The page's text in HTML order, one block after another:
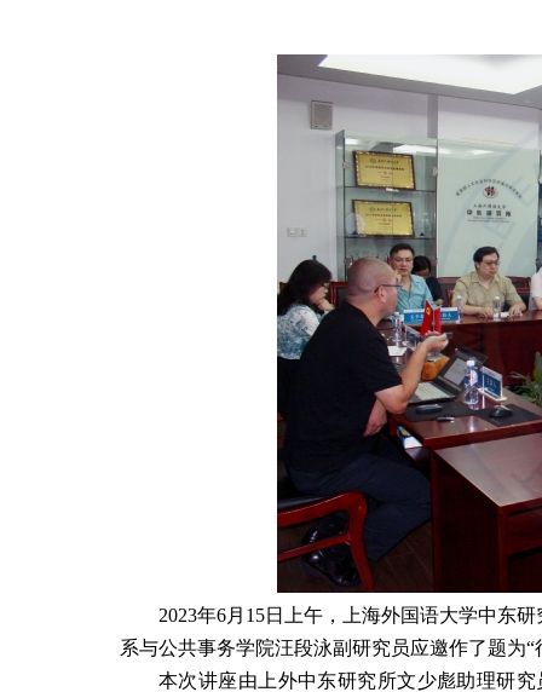
2023年6月 15日上午，上海外国语大学中东
系与公共事务学院汪段泳副研究员应邀作了题为“
本次讲座由上外中东研究所文少彪助理研